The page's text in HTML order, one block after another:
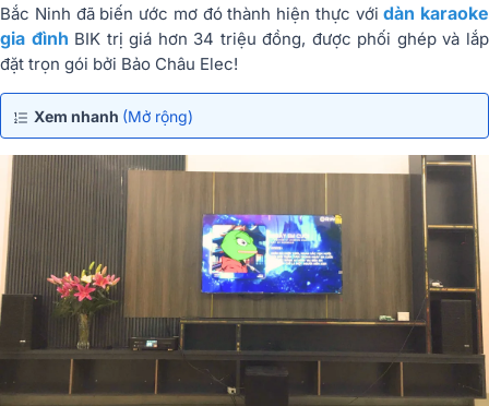
Bắc Ninh đã biến ước mơ đó thành hiện thực vớidàn karaoke
gia đình BIK trị giá hơn 34 triệu đồng, được phối ghép và lắp
đặt trọn gói bởi Bảo Châu Elec!
Xem nhanh (Mở rộng)